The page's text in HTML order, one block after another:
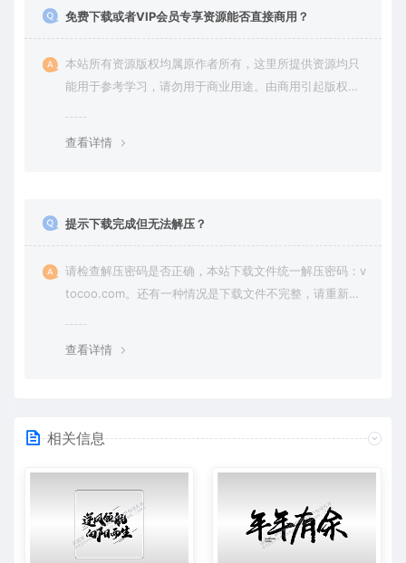
免费下载或者VIP会员专享资源能否直接商用？
本站所有资源版权均属原作者所有，这里所提供资源均只
能用于参考学习，请勿用于商业用途。由商用引起版权纠
查看详情
提示下载完成但无法解压？
请检查解压密码是否正确，本站下载文件统一解压密码：v
tocoo.com。还有一种情况是下载文件不完整，请重新下
查看详情
相关信息